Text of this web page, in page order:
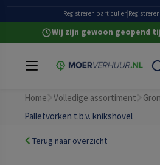
Grote eigen voorraadRegistreren particulier
Wij zijn gewoon geopend
Home Volledige assortiment
Palletvorken t.b.v. knikshovel
Terug naar overzicht